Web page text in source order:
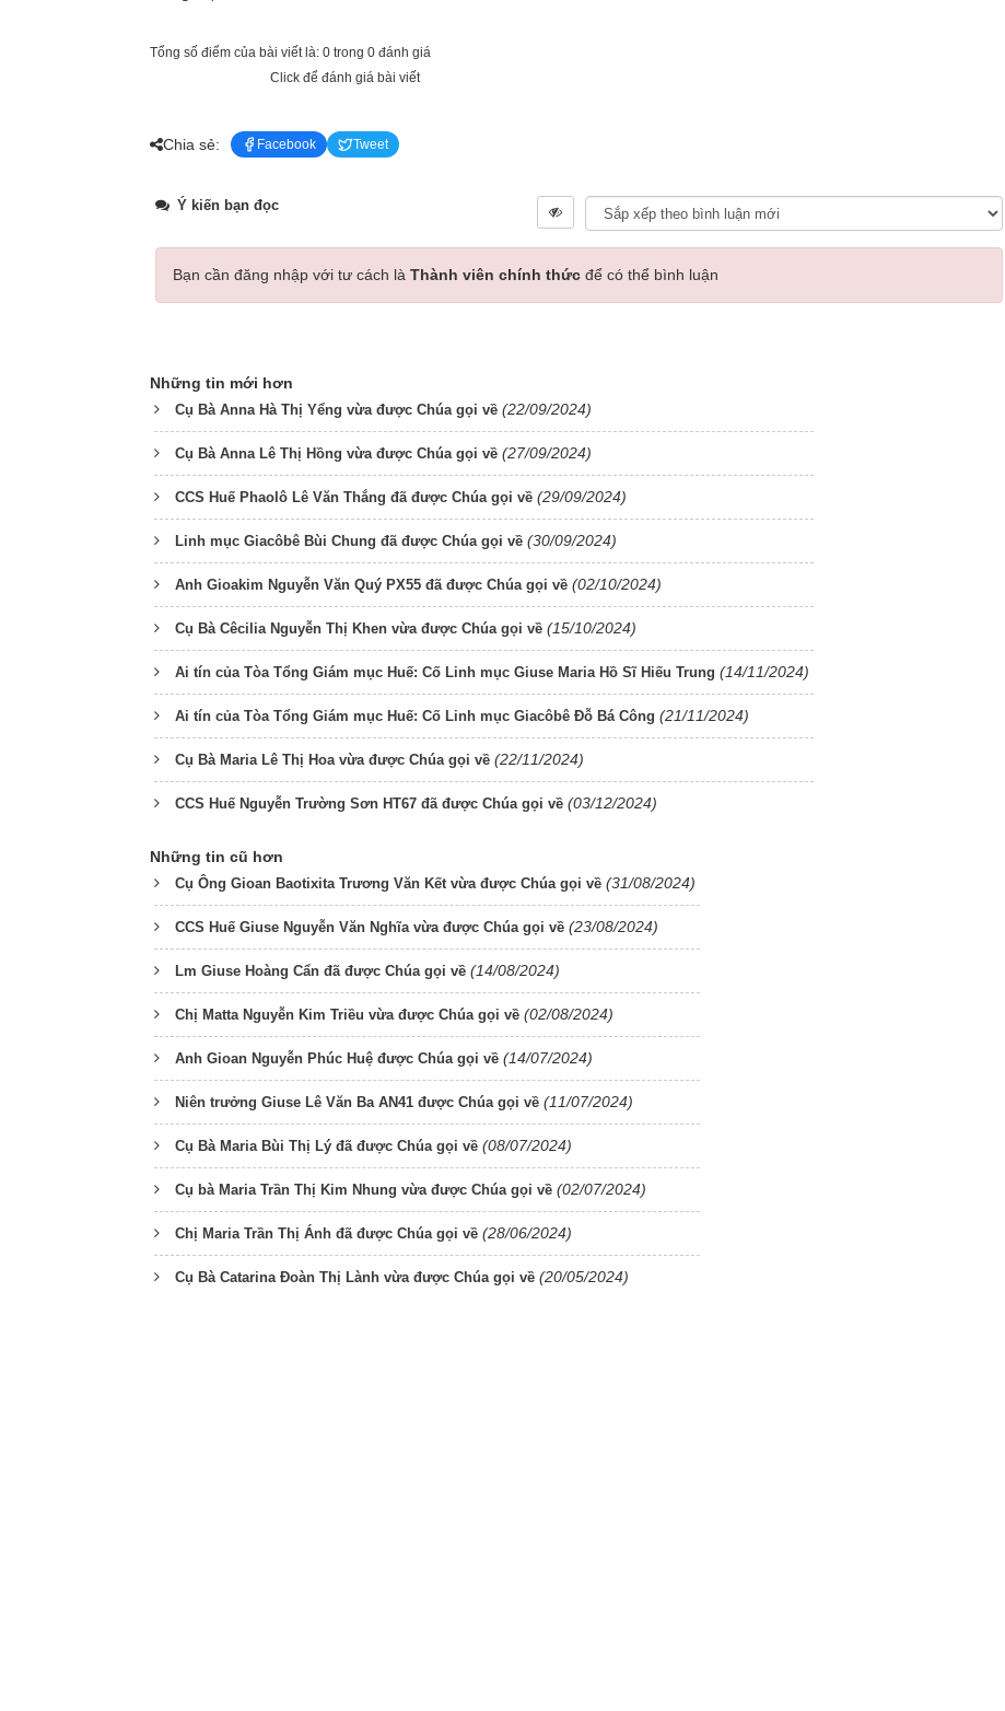
Tổng số điểm của bài viết là: 0 trong 0 đánh giá
Click để đánh giá bài viết
Chia sẻ: Facebook Tweet
Ý kiến bạn đọc
Bạn cần đăng nhập với tư cách là Thành viên chính thức để có thể bình luận
Những tin mới hơn
Cụ Bà Anna Hà Thị Yểng vừa được Chúa gọi về (22/09/2024)
Cụ Bà Anna Lê Thị Hồng vừa được Chúa gọi về (27/09/2024)
CCS Huế Phaolô Lê Văn Thắng đã được Chúa gọi về (29/09/2024)
Linh mục Giacôbê Bùi Chung đã được Chúa gọi về (30/09/2024)
Anh Gioakim Nguyễn Văn Quý PX55 đã được Chúa gọi về (02/10/2024)
Cụ Bà Cêcilia Nguyễn Thị Khen vừa được Chúa gọi về (15/10/2024)
Ai tín của Tòa Tổng Giám mục Huế: Cố Linh mục Giuse Maria Hồ Sĩ Hiếu Trung (14/11/2024)
Ai tín của Tòa Tổng Giám mục Huế: Cố Linh mục Giacôbê Đỗ Bá Công (21/11/2024)
Cụ Bà Maria Lê Thị Hoa vừa được Chúa gọi về (22/11/2024)
CCS Huế Nguyễn Trường Sơn HT67 đã được Chúa gọi về (03/12/2024)
Những tin cũ hơn
Cụ Ông Gioan Baotixita Trương Văn Kết vừa được Chúa gọi về (31/08/2024)
CCS Huế Giuse Nguyễn Văn Nghĩa vừa được Chúa gọi về (23/08/2024)
Lm Giuse Hoàng Cẩn đã được Chúa gọi về (14/08/2024)
Chị Matta Nguyễn Kim Triều vừa được Chúa gọi về (02/08/2024)
Anh Gioan Nguyễn Phúc Huệ được Chúa gọi về (14/07/2024)
Niên trưởng Giuse Lê Văn Ba AN41 được Chúa gọi về (11/07/2024)
Cụ Bà Maria Bùi Thị Lý đã được Chúa gọi về (08/07/2024)
Cụ bà Maria Trần Thị Kim Nhung vừa được Chúa gọi về (02/07/2024)
Chị Maria Trần Thị Ánh đã được Chúa gọi về (28/06/2024)
Cụ Bà Catarina Đoàn Thị Lành vừa được Chúa gọi về (20/05/2024)